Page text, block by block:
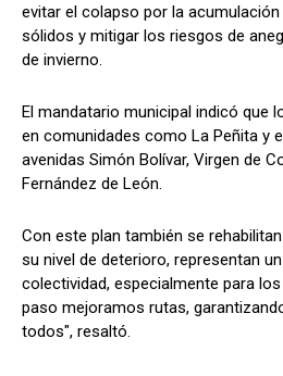
evitar el colapso por la
sólidos y mitigar los riesgos de
de invierno.
El mandatario municipal indicó que
en comunidades como La Peñita y
avenidas Simón Bolívar, Virgen de
Fernández de León.
Con este plan también se
su nivel de deterioro, representan
colectividad, especialmente para
paso mejoramos rutas,
todos", resaltó.